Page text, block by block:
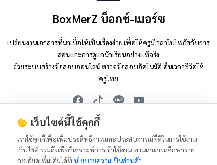
BoxMerZ บ็อกซ์-เมอร์ซ
เปลี่ยนงานเอกสารที่น่าเบื่อให้เป็นเรื่องง่าย เพื่อให้ครูมีเวลาไปโฟกัสกับการ
สอนและการดูแลนักเรียนอย่างแท้จริง
ด้วยระบบสร้างข้อสอบออนไลน์ ตรวจข้อสอบอัตโนมัติ คืนเวลาชีวิตให้
ครูไทย
Tiktok : @nop.boxmerz Youtube : @nop.boxmerz
เกี่ยวกับเรา
นโยบายความเป็นส่วนตัว
ข้อกำหนดการให้บริการ
เว็บไซต์นี้ใช้คุกกี้
เราใช้คุกกี้เพื่อเพิ่มประสิทธิภาพและประสบการณ์ที่ดีในการใช้งาน
เว็บไซต์ รวมถึงเพื่อวิเคราะห์การเข้าใช้งาน ท่านสามารถศึกษาราย
ละเอียดเพิ่มเติมได้ที่ นโยบายความเป็นส่วนตัว